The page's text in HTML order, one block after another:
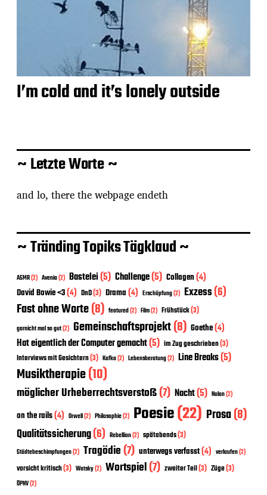
I’m cold and it’s lonely outside
~ Letzte Worte ~
and lo, there the webpage endeth
~ Tränding Topiks Tägklaud ~
ASMR(2) Avenia(2) Bastelei(5) Challenge(5) Collagen(4)
David Bowie <3(4) DnD(3) Drama(4) Erschöpfung(2) Exzess(6)
Fast ohne Worte(8) featured(2) Film(2) Frühstück(3)
garnicht mal so gut(2) Gemeinschaftsprojekt(8) Goethe(4)
Hat eigentlich der Computer gemacht(5) im Zug geschrieben(3)
Interviews mit Gesichtern(3) Kafka(2) Lebensberatung(2) Line Breaks(5)
Musiktherapie(10)
möglicher Urheberrechtsverstoß(7) Nacht(5) Nolan(2)
on the rails(4) Orwell(2) Philosophie(2) Poesie(22) Prosa(8)
Qualitätssicherung(6) Rebellion(2) spätabends(3)
Städtebeschimpfungen(2) Tragödie(7) unterwegs verfasst(4) verlaufen(2)
vorsicht kritisch(3) Watsky(2) Wortspiel(7) zweiter Teil(3) Züge(3)
ÖPNV(2)